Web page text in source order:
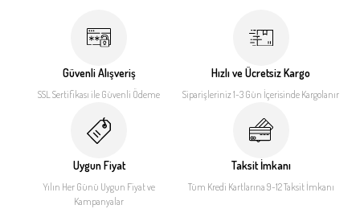
Güvenli Alışveriş
SSL Sertifikası ile Güvenli Ödeme
Hızlı ve Ücretsiz Kargo
Siparişleriniz 1-3 Gün İçerisinde Kargolanır
Uygun Fiyat
Yılın Her Günü Uygun Fiyatve
Kampanyalar
Taksit İmkanı
Tüm Kredi Kartlarına 9-12Taksit İmkanı